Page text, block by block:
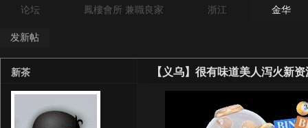
论坛 鳳樓會所 兼職良家 浙江 金华
发新帖
【义乌】很有味道美人泻火新资
新茶